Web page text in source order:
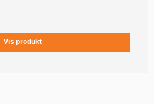
Vis produkt